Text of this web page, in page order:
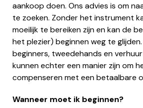
aankoop doen. Ons advies is om
te zoeken. Zonder het instrument
moeilijk te bereiken zijn en kan de
het plezier) beginnen weg te
beginners, tweedehands en
kunnen echter een manier zijn om
compenseren met een betaalbare
Wanneer moet ik beginnen?